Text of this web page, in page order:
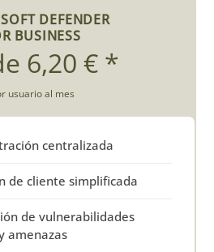
DEFENDER
BUSINESS
6,20 € *
usuario al mes
centralizada
de cliente simplificada
de vulnerabilidades
amenazas